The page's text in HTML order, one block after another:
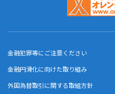
金融犯罪等にご注意ください
金融円滑化に向けた取り組み
外国為替取引に関する取組方針